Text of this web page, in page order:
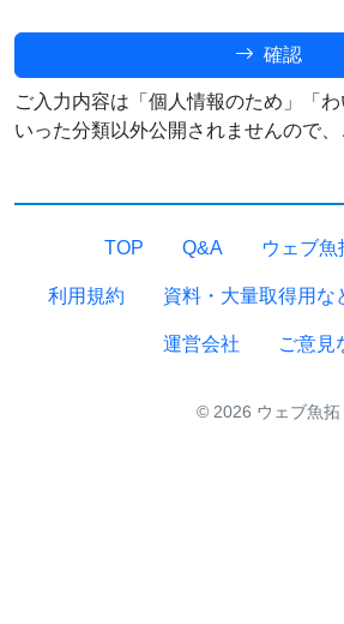
確認
ご入力内容は「個人情報のため」「
いった分類以外公開されませんので、
TOP Q&A ウェブ魚
利用規約 資料・大量取得用な
運営会社 ご意見
© 2026 ウェブ魚拓